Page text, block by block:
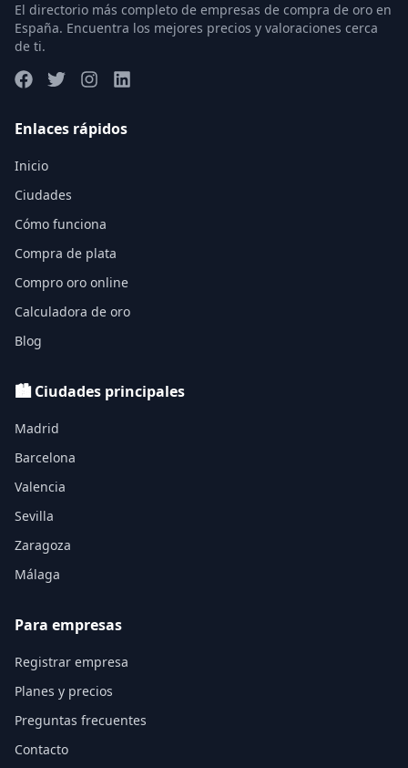
El directorio más completo de empresas de compra de oro en
España. Encuentra los mejores precios y valoraciones cerca
de ti.
Enlaces rápidos
Inicio
Ciudades
Cómo funciona
Compra de plata
Compro oro online
Calculadora de oro
Blog
🏙️ Ciudades principales
Madrid
Barcelona
Valencia
Sevilla
Zaragoza
Málaga
Para empresas
Registrar empresa
Planes y precios
Preguntas frecuentes
Contacto